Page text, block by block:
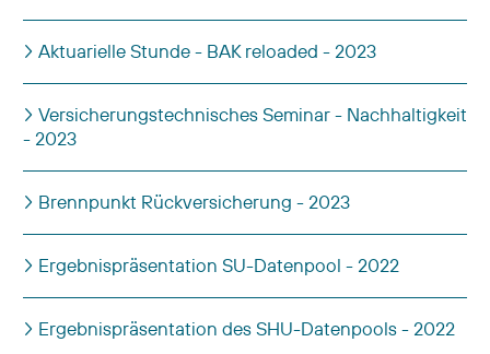
Aktuarielle Stunde - BAK reloaded - 2023
Versicherungstechnisches Seminar - Nachhaltigkeit
- 2023
Brennpunkt Rückversicherung - 2023
Ergebnispräsentation SU-Datenpool - 2022
Ergebnispräsentation des SHU-Datenpools - 2022